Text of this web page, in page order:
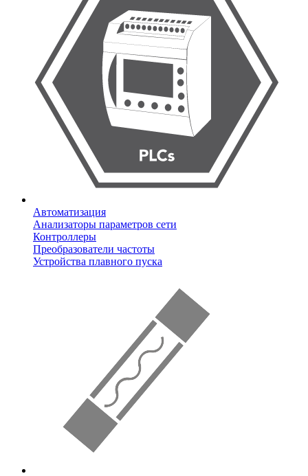
Автоматизация
Анализаторы параметров сети
Контроллеры
Преобразователи частоты
Устройства плавного пуска